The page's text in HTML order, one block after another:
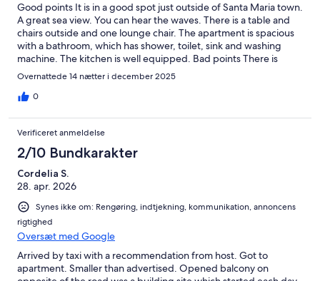
Good points It is in a good spot just outside of Santa Maria town.
A great sea view. You can hear the waves. There is a table and
chairs outside and one lounge chair. The apartment is spacious
with a bathroom, which has shower, toilet, sink and washing
machine. The kitchen is well equipped. Bad points There is
building work to the right spoiling the view of Santa Maria bay
The building work is noisy, drilling, knocking and dusty. From
noon. Surprisingly it also happens at weekends although not
Christmas Day or New years day. The entire balcony, furniture
and clothes dryer had a thick film of dust/ dirt when I arrived.
Many of the pots pans and utensils need a good clean. The
apartment is very tired and is in need of redecoration
throughout. With damp patches in the living room under the air
conditioning unit. I did not use the air-conditioning. The tv does
not work. There are a number of personal items (presumably
belonging to the host) in the second bedroom and in the
bathroom hanging on the wall. Sadly the photos are not
indicative of the standard of decoration. The apartment is noisy,
barking dogs, and other apartments general noise etc.(I took
ear plugs and was able to sleep at night). I was there at peak
Overnattede 14 nætter i december 2025
0
Verificeret anmeldelse
2/10 Bundkarakter
Cordelia S.
28. apr. 2026
Synes ikke om: Rengøring, indtjekning, kommunikation, annoncens
rigtighed
Oversæt med Google
Arrived by taxi with a recommendation from host. Got to
apartment. Smaller than advertised. Opened balcony on